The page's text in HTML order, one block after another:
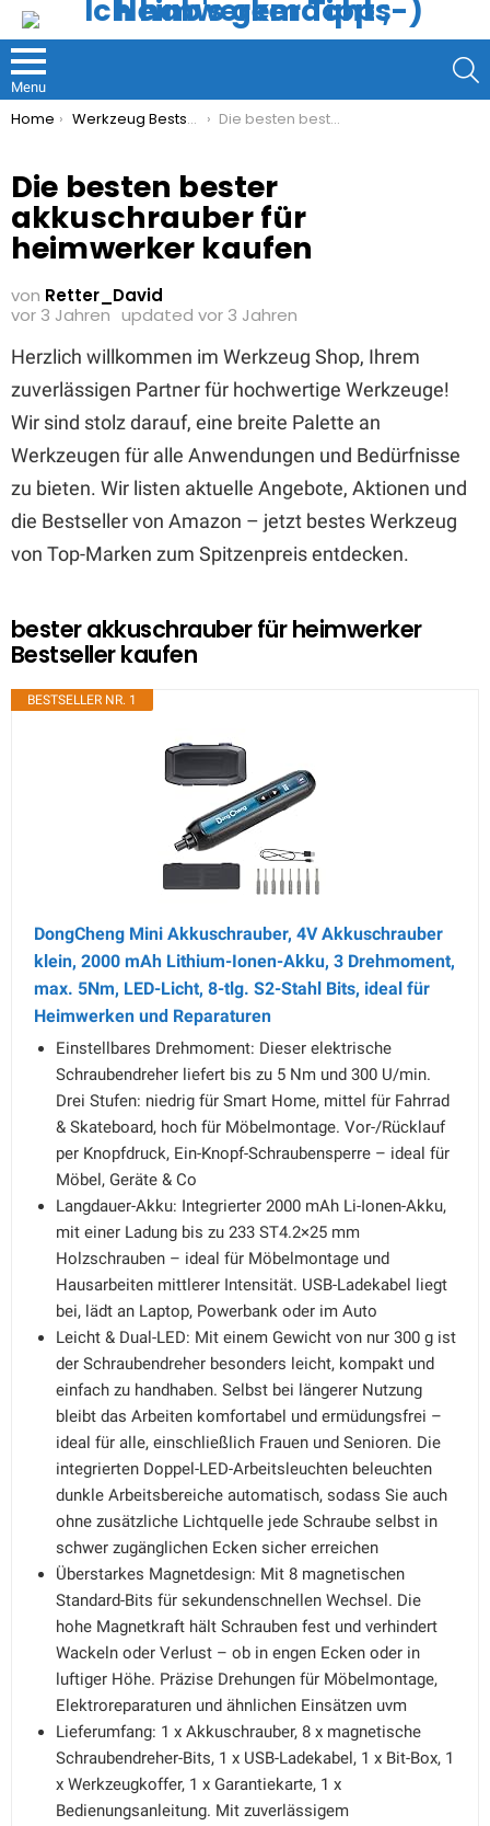
Menu
You are here:
Home Werkzeug Bestseller Die besten bester akkuschrauber für heimwerker kaufen
Die besten bester
akkuschrauber für
heimwerker kaufen
von Retter_David
vor 3 Jahren updated vor 3 Jahren
Herzlich willkommen im Werkzeug Shop, Ihrem
zuverlässigen Partner für hochwertige Werkzeuge!
Wir sind stolz darauf, eine breite Palette an
Werkzeugen für alle Anwendungen und Bedürfnisse
zu bieten. Wir listen aktuelle Angebote, Aktionen und
die Bestseller von Amazon – jetzt bestes Werkzeug
von Top-Marken zum Spitzenpreis entdecken.
bester akkuschrauber für heimwerker
Bestseller kaufen
BESTSELLER NR. 1
DongCheng Mini Akkuschrauber, 4V Akkuschrauber
klein, 2000 mAh Lithium-Ionen-Akku, 3 Drehmoment,
max. 5Nm, LED-Licht, 8-tlg. S2-Stahl Bits, ideal für
Heimwerken und Reparaturen
Einstellbares Drehmoment: Dieser elektrische
Schraubendreher liefert bis zu 5 Nm und 300 U/min.
Drei Stufen: niedrig für Smart Home, mittel für Fahrrad
& Skateboard, hoch für Möbelmontage. Vor-/Rücklauf
per Knopfdruck, Ein-Knopf-Schraubensperre – ideal für
Möbel, Geräte & Co
Langdauer-Akku: Integrierter 2000 mAh Li-Ionen-Akku,
mit einer Ladung bis zu 233 ST4.2×25 mm
Holzschrauben – ideal für Möbelmontage und
Hausarbeiten mittlerer Intensität. USB-Ladekabel liegt
bei, lädt an Laptop, Powerbank oder im Auto
Leicht & Dual-LED: Mit einem Gewicht von nur 300 g ist
der Schraubendreher besonders leicht, kompakt und
einfach zu handhaben. Selbst bei längerer Nutzung
bleibt das Arbeiten komfortabel und ermüdungsfrei –
ideal für alle, einschließlich Frauen und Senioren. Die
integrierten Doppel-LED-Arbeitsleuchten beleuchten
dunkle Arbeitsbereiche automatisch, sodass Sie auch
ohne zusätzliche Lichtquelle jede Schraube selbst in
schwer zugänglichen Ecken sicher erreichen
Überstarkes Magnetdesign: Mit 8 magnetischen
Standard-Bits für sekundenschnellen Wechsel. Die
hohe Magnetkraft hält Schrauben fest und verhindert
Wackeln oder Verlust – ob in engen Ecken oder in
luftiger Höhe. Präzise Drehungen für Möbelmontage,
Elektroreparaturen und ähnlichen Einsätzen uvm
Lieferumfang: 1 x Akkuschrauber, 8 x magnetische
Schraubendreher-Bits, 1 x USB-Ladekabel, 1 x Bit-Box, 1
x Werkzeugkoffer, 1 x Garantiekarte, 1 x
Bedienungsanleitung. Mit zuverlässigem